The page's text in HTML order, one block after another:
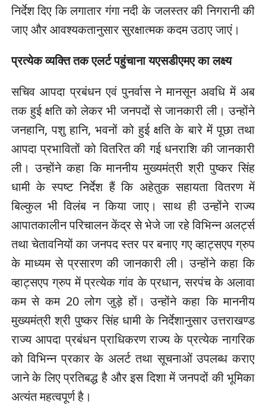
निर्देश दिए कि लगातार गंगा नदी के जलस्तर की निगरानी की
जाए और आवश्यकतानुसार सुरक्षात्मक कदम उठाए जाएं।
प्रत्येक व्यक्ति तक एलर्ट पहुंचाना यएसडीएमए का लक्ष्य
सचिव आपदा प्रबंधन एवं पुनर्वास ने मानसून अवधि में अब
तक हुई क्षति को लेकर भी जनपदों से जानकारी ली। उन्होंने
जनहानि, पशु हानि, भवनों को हुई क्षति के बारे में पूछा तथा
आपदा प्रभावितों को वितरित की गई धनराशि की जानकारी
ली। उन्होंने कहा कि माननीय मुख्यमंत्री श्री पुष्कर सिंह
धामी के स्पष्ट निर्देश हैं कि अहेतुक सहायता वितरण में
बिल्कुल भी विलंब न किया जाए। साथ ही उन्होंने राज्य
आपातकालीन परिचालन केंद्र से भेजे जा रहे विभिन्न अलर्ट्स
तथा चेतावनियों का जनपद स्तर पर बनाए गए व्हाट्सएप ग्रुप
के माध्यम से प्रसारण की जानकारी ली। उन्होंने कहा कि
व्हाट्सएप ग्रुप में प्रत्येक गांव के प्रधान, सरपंच के अलावा
कम से कम 20 लोग जुड़े हों। उन्होंने कहा कि माननीय
मुख्यमंत्री श्री पुष्कर सिंह धामी के निर्देशानुसार उत्तराखण्ड
राज्य आपदा प्रबंधन प्राधिकरण राज्य के प्रत्येक नागरिक
को विभिन्न प्रकार के अलर्ट तथा सूचनाओं उपलब्ध कराए
जाने के लिए प्रतिबद्ध है और इस दिशा में जनपदों की भूमिका
अत्यंत महत्वपूर्ण है।